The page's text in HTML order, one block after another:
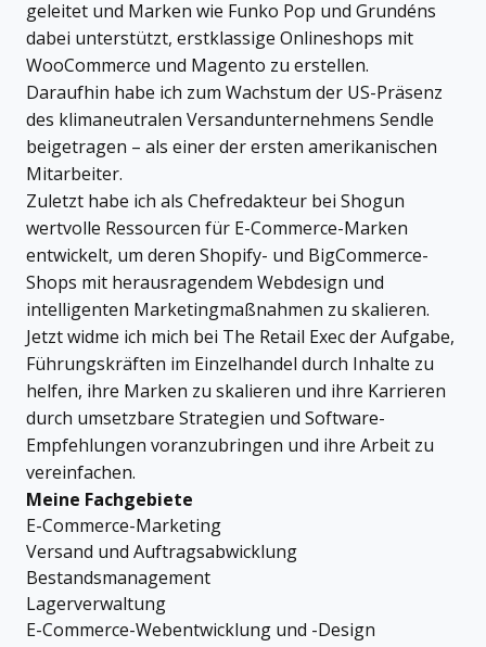
geleitet und Marken wie Funko Pop und Grundéns
dabei unterstützt, erstklassige Onlineshops mit
WooCommerce und Magento zu erstellen.
Daraufhin habe ich zum Wachstum der US-Präsenz
des klimaneutralen Versandunternehmens Sendle
beigetragen – als einer der ersten amerikanischen
Mitarbeiter.
Zuletzt habe ich als Chefredakteur bei Shogun
wertvolle Ressourcen für E-Commerce-Marken
entwickelt, um deren Shopify- und BigCommerce-
Shops mit herausragendem Webdesign und
intelligenten Marketingmaßnahmen zu skalieren.
Jetzt widme ich mich bei The Retail Exec der Aufgabe,
Führungskräften im Einzelhandel durch Inhalte zu
helfen, ihre Marken zu skalieren und ihre Karrieren
durch umsetzbare Strategien und Software-
Empfehlungen voranzubringen und ihre Arbeit zu
vereinfachen.
Meine Fachgebiete
E-Commerce-Marketing
Versand und Auftragsabwicklung
Bestandsmanagement
Lagerverwaltung
E-Commerce-Webentwicklung und -Design